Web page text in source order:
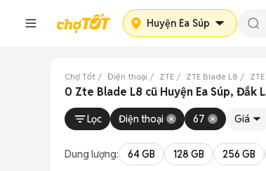
Huyện Ea Súp
Chợ Tốt Điện thoại ZTE ZTE Blade L8
0 Zte Blade L8 cũ Huyện Ea Súp, Đắk
Lọc Điện thoại 67 Giá
Dung lượng: 64 GB 128 GB 256 GB